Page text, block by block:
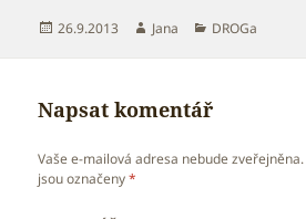
Publikováno:
26.9.2013 Autor:
Jana Rubriky:
DROGa
Napsat komentář
Vaše e-mailová adresa nebude zveřejněna.
jsou označeny*